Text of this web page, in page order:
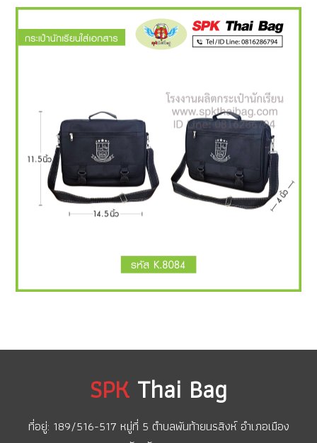
SPK Thai Bag
ที่อยู่: 189/516-517 หมู่ที่ 5 ตำบลพันท้ายนรสิงห์ อำเภอเมือง